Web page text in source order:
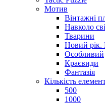
Мотив
Вінтажні
Навколо
Тварини
Новий рік.
Особливий
Краєвиди
Фантазія
Кількість
500
1000